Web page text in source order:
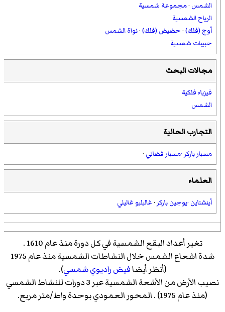
الشمس ·مجموعة شمسية
الرياح الشمسية
أوج (فلك) · حضيض (فلك) ·نواة الشمس
حبيبات شمسية
مجالات البحث
فيزياء فلكية
الشمس
التجارب الحالية
مسبار باركر ·مسبار فضائي ·
العلماء
أينشتاين ·يوجين باركر · غاليليو غاليلي
تغير أعداد البقع الشمسية في كل دورة منذ عام 1610 .
شدة اشعاع الشمس خلال النشاطات الشمسية منذ عام 1975
(أنظر أيضافيض راديوي شمسي).
نصيب الأرض من الأشعة الشمسية عبر 3 دورات للنشاط الشمسي
(منذ عام 1975) . المحور العمودي بوحدة واط/متر مربع.